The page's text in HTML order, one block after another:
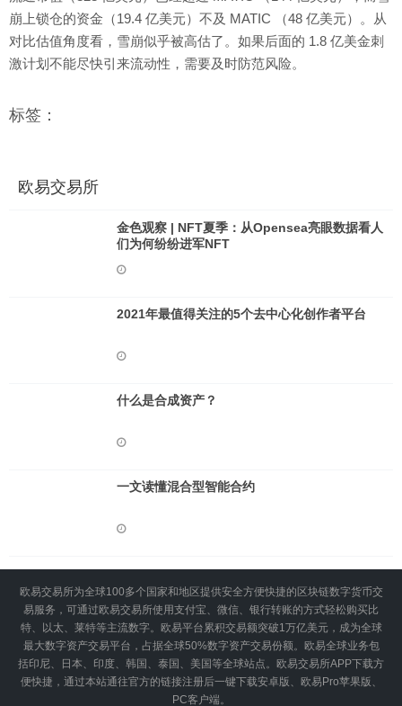
崩上锁仓的资金（19.4 亿美元）不及 MATIC （48 亿美元）。从
对比估值角度看，雪崩似乎被高估了。如果后面的 1.8 亿美金刺
激计划不能尽快引来流动性，需要及时防范风险。
标签：
欧易交易所
金色观察 | NFT夏季：从Opensea亮眼数据看人
们为何纷纷进军NFT
2021年最值得关注的5个去中心化创作者平台
什么是合成资产？
一文读懂混合型智能合约
欧易交易所为全球100多个国家和地区提供安全方便快捷的区块链数字货币交
易服务，可通过欧易交易所使用支付宝、微信、银行转账的方式轻松购买比
特、以太、莱特等主流数字。欧易平台累积交易额突破1万亿美元，成为全球
最大数字资产交易平台，占据全球50%数字资产交易份额。欧易全球业务包
括印尼、日本、印度、韩国、泰国、美国等全球站点。欧易交易所APP下载方
便快捷，通过本站通往官方的链接注册后一键下载安卓版、欧易Pro苹果版、
PC客户端。